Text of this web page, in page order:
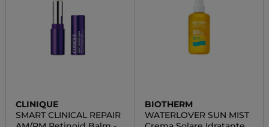
CLINIQUE
SMART CLINICAL REPAIR
BIOTHERM
WATERLOVER SUN MIST